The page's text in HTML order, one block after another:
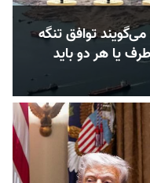
توافق تنگه
یا هر دو باید